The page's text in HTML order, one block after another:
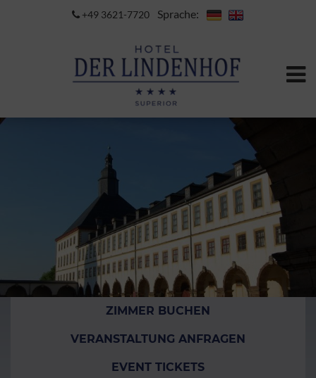
+49 3621-7720 Sprache:
ZIMMER BUCHEN
VERANSTALTUNG ANFRAGEN
EVENT TICKETS